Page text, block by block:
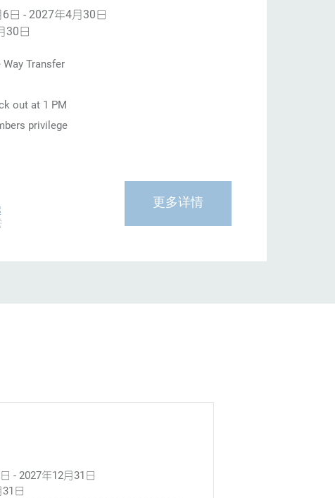
日 - 2027年4月30日
30日
Transfer
out at 1 PM
privilege
更多详情
- 2027年12月31日
日